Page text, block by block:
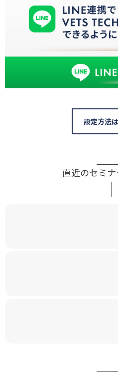
設定方法
直近のセミ